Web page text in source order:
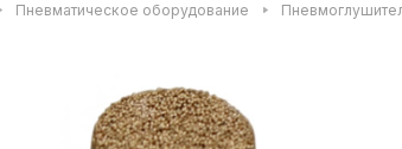
Пневматическое оборудование